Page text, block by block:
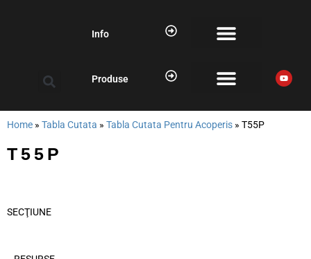
Info
Produse
Home » Tabla Cutata » Tabla Cutata Pentru Acoperis » T55P
T55P
SECŢIUNE